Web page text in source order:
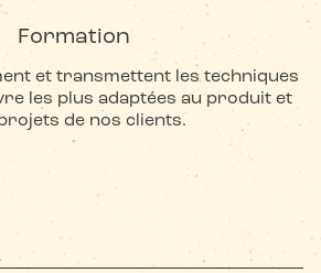
Formation
et transmettent les techniques
les plus adaptées au produit et
de nos clients.